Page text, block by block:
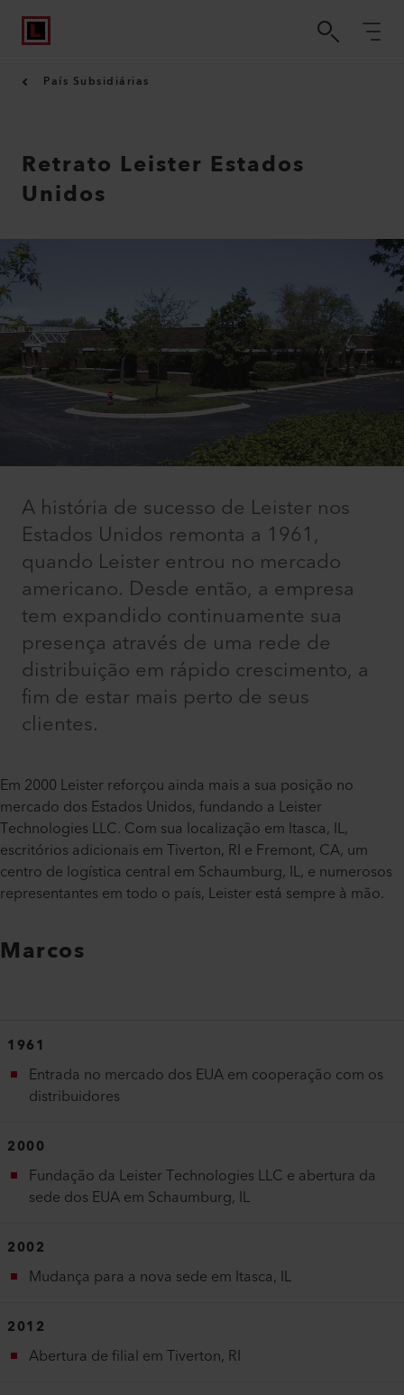
País Subsidiárias
Retrato Leister Estados
Unidos
A história de sucesso de Leister nos
Estados Unidos remonta a 1961,
quando Leister entrou no mercado
americano. Desde então, a empresa
tem expandido continuamente sua
presença através de uma rede de
distribuição em rápido crescimento, a
fim de estar mais perto de seus
clientes.
Em 2000 Leister reforçou ainda mais a sua posição no
mercado dos Estados Unidos, fundando a Leister
Technologies LLC. Com sua localização em Itasca, IL,
escritórios adicionais em Tiverton, RI e Fremont, CA, um
centro de logística central em Schaumburg, IL, e numerosos
representantes em todo o país, Leister está sempre à mão.
Marcos
1961
Entrada no mercado dos EUA em cooperação com os
distribuidores
2000
Fundação da Leister Technologies LLC e abertura da
sede dos EUA em Schaumburg, IL
2002
Mudança para a nova sede em Itasca, IL
2012
Abertura de filial em Tiverton, RI